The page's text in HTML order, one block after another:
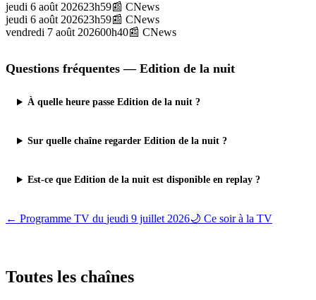
jeudi 6 août 202623h59📰 CNews
jeudi 6 août 202623h59📰 CNews
vendredi 7 août 202600h40📰 CNews
Questions fréquentes — Edition de la nuit
À quelle heure passe Edition de la nuit ?
Sur quelle chaîne regarder Edition de la nuit ?
Est-ce que Edition de la nuit est disponible en replay ?
← Programme TV du jeudi 9 juillet 2026🌙 Ce soir à la TV
Toutes les chaînes